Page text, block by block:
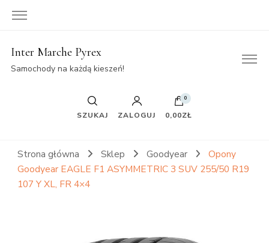
Inter Marche Pyrex
Samochody na każdą kieszeń!
SZUKAJ ZALOGUJ
0
0,00ZŁ
Strona główna Sklep Goodyear
Opony
Goodyear EAGLE F1 ASYMMETRIC 3 SUV 255/50 R19
107 Y XL, FR 4×4